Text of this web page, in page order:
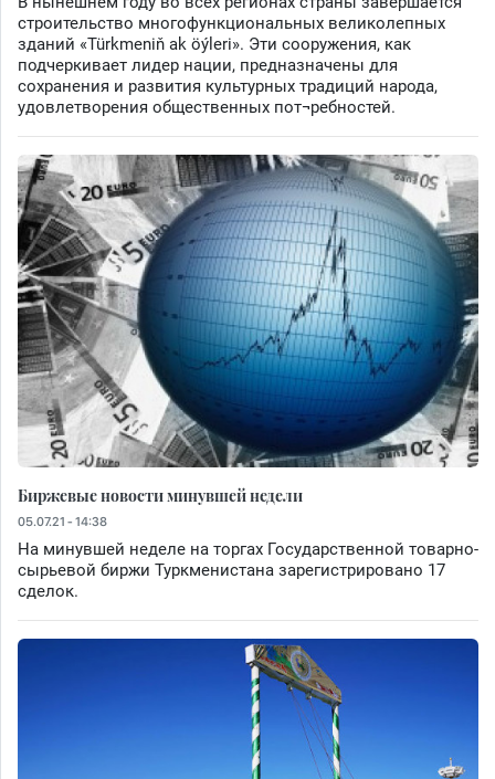
строительство многофункциональных великолепных
зданий «Türkmeniň ak öýleri». Эти сооружения, как
подчеркивает лидер нации, предназначены для
сохранения и развития культурных традиций народа,
удовлетворения общественных пот¬ребностей.
Биржевые новости минувшей недели
05.07.21 - 14:38
На минувшей неделе на торгах Государственной товарно-
сырьевой биржи Туркменистана зарегистрировано 17
сделок.